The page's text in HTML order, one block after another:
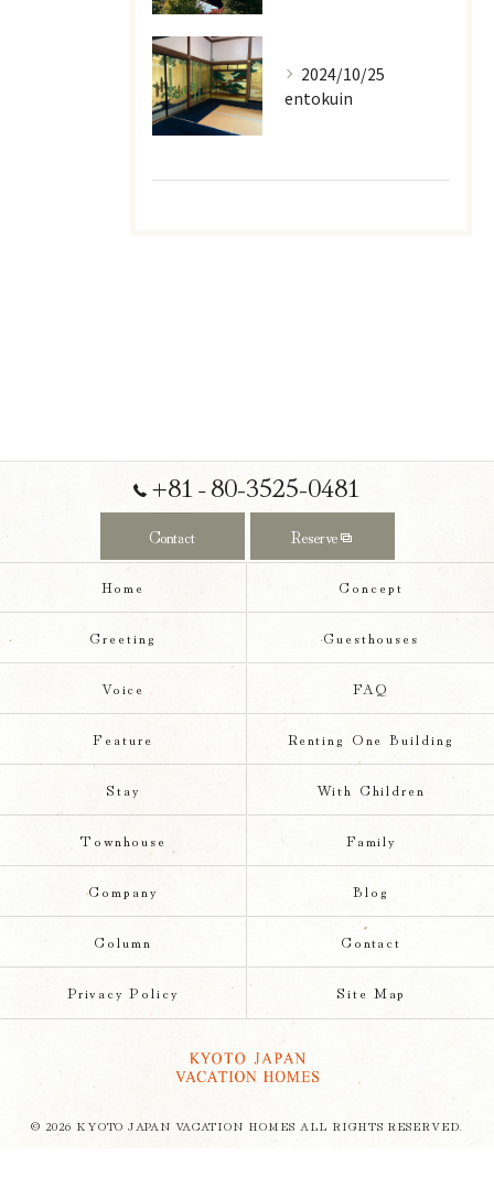
2024/10/25
entokuin
+81‐80-3525-0481
Contact Reserve
Home Concept
Greeting Guesthouses
Voice FAQ
Feature Renting One Building
Stay With Children
Townhouse Family
Company Blog
Column Contact
Privacy Policy Site Map
© 2026 KYOTO JAPAN VACATION HOMES ALL RIGHTS RESERVED.